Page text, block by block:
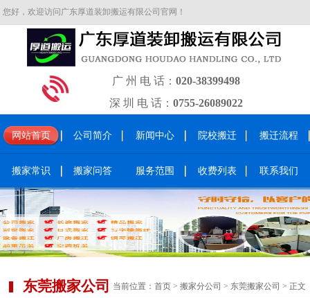
您好，欢迎访问广东厚道装卸搬运有限公司官网！
广 州 电 话： 020-38399498
深 圳 电 话： 0755-26089022
网站首页 公司简介 新闻中心 院校搬迁 搬迁流程
搬家常识 搬家问答 服务范围 收费列表 联系我们
东莞搬家公司 当前位置：首页 >搬家分公司 > 东莞搬家公司 > 正文